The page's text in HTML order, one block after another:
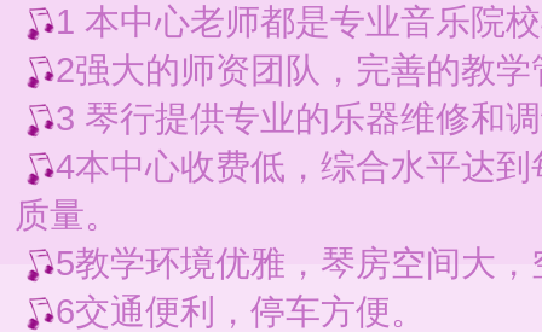
1 本中心老师都是专业音乐院
2强大的师资团队，完善的教
3 琴行提供专业的乐器维修和
4本中心收费低，综合水平达
质量。
5教学环境优雅，琴房空间大，
6交通便利，停车方便。